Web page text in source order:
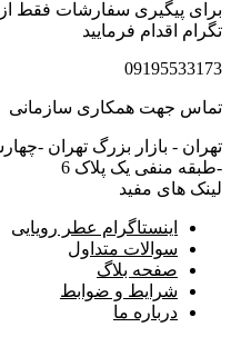
برای پیگیری سفارشات فقط
تگرام اقدام فرمایید
09195533173
تماس جهت همکاری سازمانی
تهران - بازار بزرگ تهران -
-طبقه منفی یک پلاک 6
لینک های مفید
اینستاگرام عطر رویایی
سوالات متداول
صفحه بلاگ
شرایط و ضوابط
درباره ما